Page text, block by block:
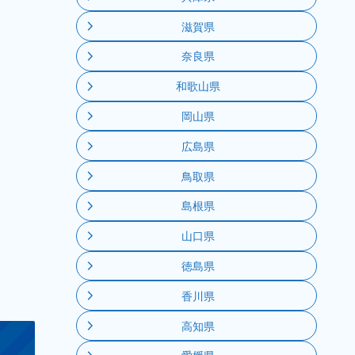
滋賀県
奈良県
和歌山県
岡山県
広島県
鳥取県
島根県
山口県
徳島県
香川県
高知県